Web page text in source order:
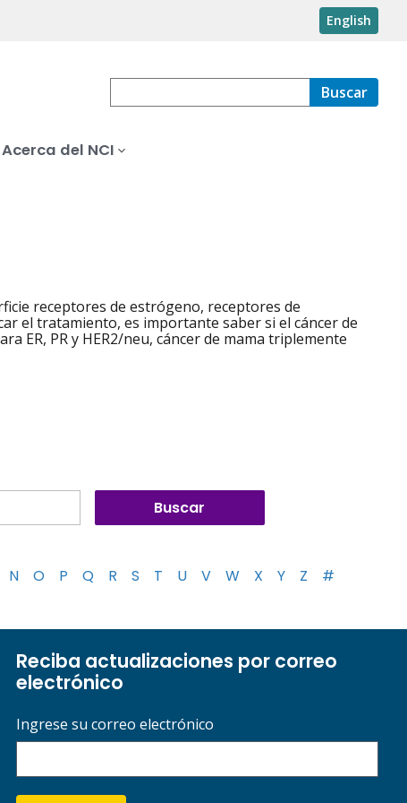
English
Buscar
Acerca del NCI
receptores de estrógeno, receptores de
el tratamiento, es importante saber si el cáncer de
ER, PR y HER2/neu, cáncer de mama triplemente
N O P Q R S T U V W X Y Z #
Reciba actualizaciones por correo
electrónico
Ingrese su correo electrónico